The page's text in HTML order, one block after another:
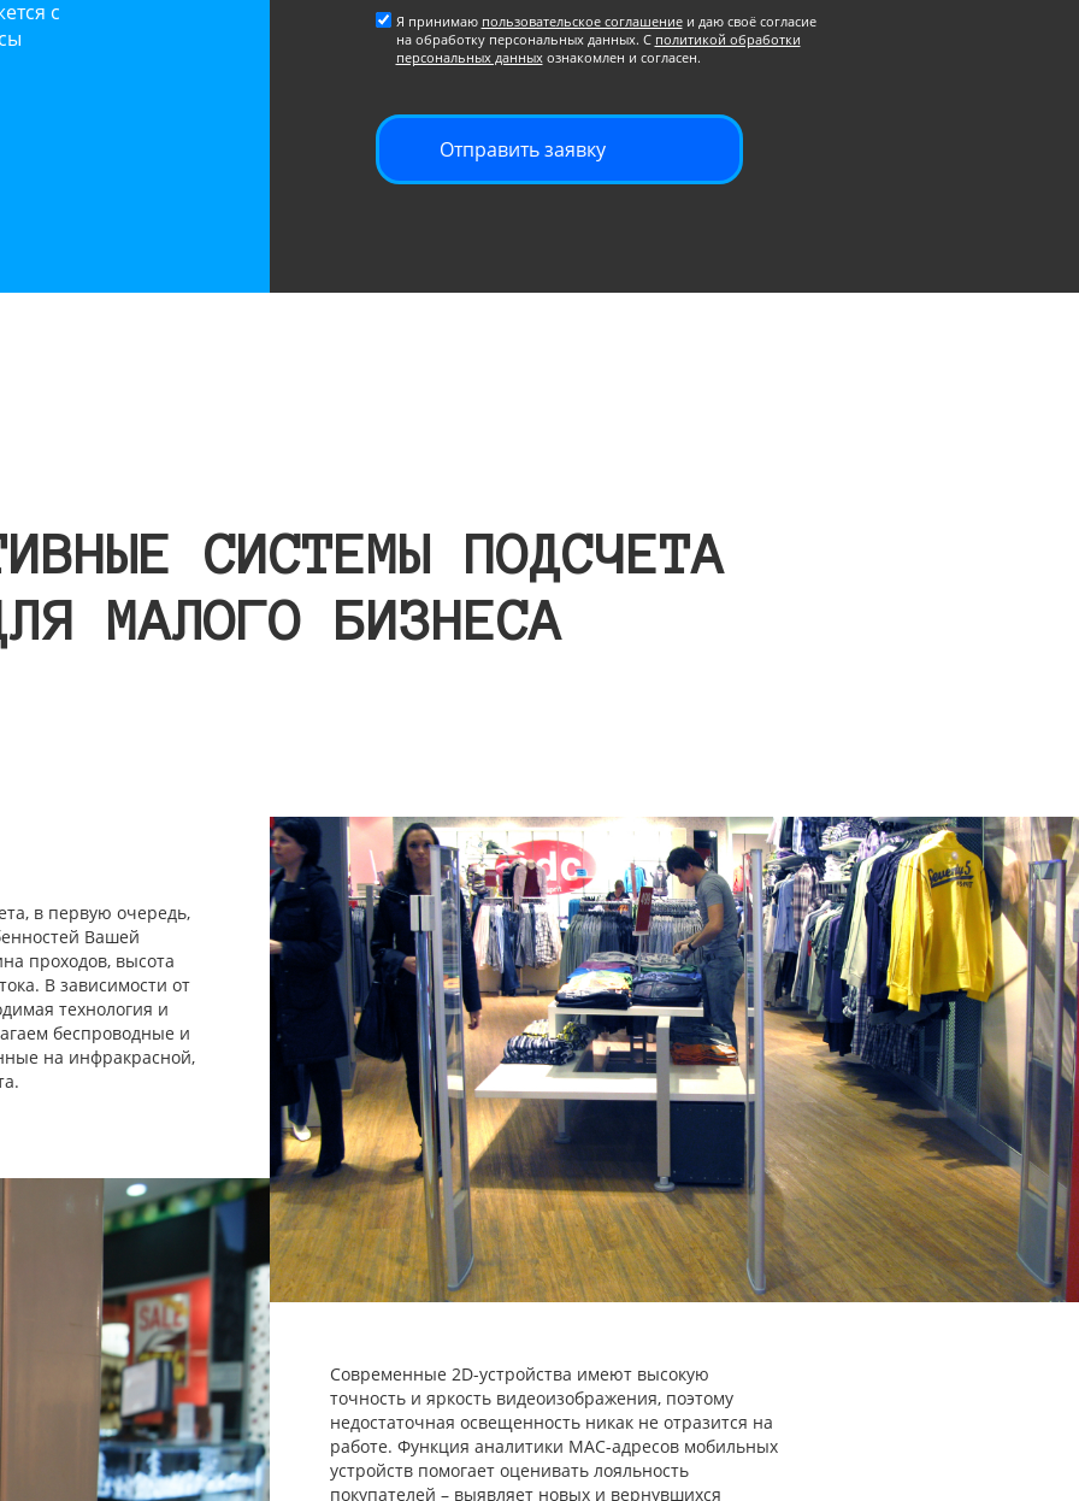
с
Я принимаю пользовательское соглашениеи даю своё согласие
на обработку персональных данных. С политикой обработки
персональных данныхознакомлен и согласен.
СИСТЕМЫ ПОДСЧЕТА
МАЛОГО БИЗНЕСА
в первую очередь,
Вашей
проходов, высота
В зависимости от
технология и
беспроводные и
на инфракрасной,
Современные 2D-устройства имеют высокую
точность и яркость видеоизображения, поэтому
недостаточная освещенность никак не отразится на
работе. Функция аналитики MAC-адресов мобильных
устройств помогает оценивать лояльность
покупателей – выявляет новых и вернувшихся